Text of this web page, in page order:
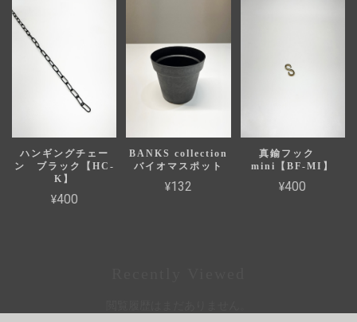
ハンギングチェー
ン ブラック【HC-
K】
¥400
BANKS collection
バイオマスポット
¥132
真鍮フック
mini【BF-MI】
¥400